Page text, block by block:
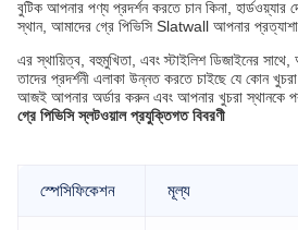
বুটিক আপনার পণ্য প্রদর্শন করতে চান কিনা,
স্থান, আমাদের গ্রে পিভিসি Slatwall আপনার
এর স্থায়িত্ব, বহুমুখিতা, এবং স্টাইলিশ ডিজাইনের সাথে,
তাদের প্রদর্শনী এলাকা উন্নত করতে চাইছে যে কোন
আজই আপনার অর্ডার করুন এবং আপনার খুচরা স্থানকে
গ্রে পিভিসি স্লটওয়াল প্রযুক্তিগত বিবরণী
স্পেসিফিকেশন মূল্য